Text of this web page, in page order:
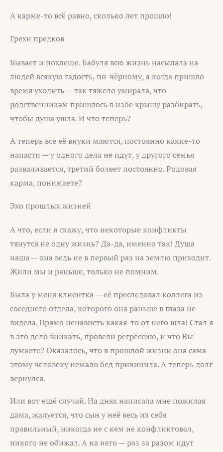
А карме-то всё равно, сколько лет прошло!
Грехи предков
Бывает и похлеще. Бабуля всю жизнь насылала на
людей всякую гадость, по-чёрному, а когда пришло
время уходить — так тяжело умирала, что
родственникам пришлось в избе крышу разбирать,
чтобы душа ушла. И что теперь?
А теперь все её внуки маются, постоянно какие-то
напасти — у одного дела не идут, у другого семья
разваливается, третий болеет постоянно. Родовая
карма, понимаете?
Эхо прошлых жизней
А что, если я скажу, что некоторые конфликты
тянутся не одну жизнь? Да-да, именно так! Душа
наша — она ведь не в первый раз на землю приходит.
Жили мы и раньше, только не помним.
Была у меня клиентка — её преследовал коллега из
соседнего отдела, которого она раньше в глаза не
видела. Прямо ненависть какая-то от него шла! Стал я
в это дело вникать, провели регрессию, и что Вы
думаете? Оказалось, что в прошлой жизни она сама
этому человеку немало бед причинила. А теперь долг
вернулся.
Или вот ещё случай. На днях написала мне пожилая
дама, жалуется, что сын у неё весь из себя
правильный, никогда не с кем не конфликтовал,
никого не обижал. А на него — раз за разом идут